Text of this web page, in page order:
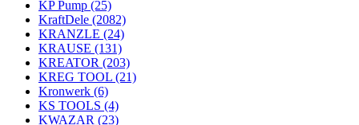
KP Pump (25)
KraftDele (2082)
KRANZLE (24)
KRAUSE (131)
KREATOR (203)
KREG TOOL (21)
Kronwerk (6)
KS TOOLS (4)
KWAZAR (23)